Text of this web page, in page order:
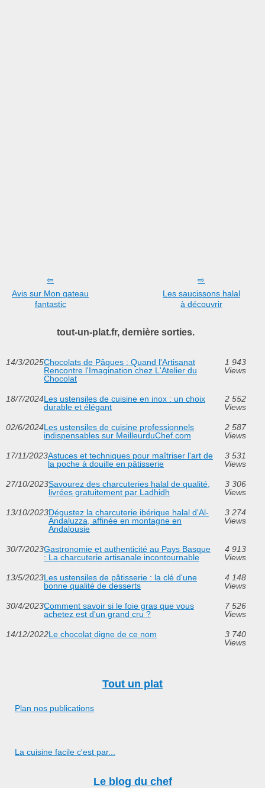
Avis sur Mon gateau
fantastic
Les saucissons halal
à découvrir
tout-un-plat.fr, dernière sorties.
14/3/2025Chocolats de Pâques : Quand l'Artisanat
Rencontre l'Imagination chez L'Atelier du
Chocolat
1 943
Views
18/7/2024Les ustensiles de cuisine en inox : un choix
durable et élégant
2 552
Views
02/6/2024Les ustensiles de cuisine professionnels
indispensables sur MeilleurduChef.com
2 587
Views
17/11/2023Astuces et techniques pour maîtriser l'art de
la poche à douille en pâtisserie
3 531
Views
27/10/2023Savourez des charcuteries halal de qualité,
livrées gratuitement par Ladhidh
3 306
Views
13/10/2023Dégustez la charcuterie ibérique halal d'Al-
Andaluzza, affinée en montagne en
Andalousie
3 274
Views
30/7/2023Gastronomie et authenticité au Pays Basque
: La charcuterie artisanale incontournable
4 913
Views
13/5/2023Les ustensiles de pâtisserie : la clé d'une
bonne qualité de desserts
4 148
Views
30/4/2023Comment savoir si le foie gras que vous
achetez est d'un grand cru ?
7 526
Views
14/12/2022Le chocolat digne de ce nom
3 740
Views
Tout un plat
Plan nos publications
La cuisine facile c'est par...
Le blog du chef